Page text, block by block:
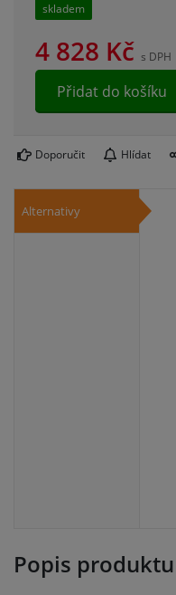
skladem
4 828 Kč s DPH
Přidat do košíku
Doporučit Hlídat
Alternativy
Popis produktu